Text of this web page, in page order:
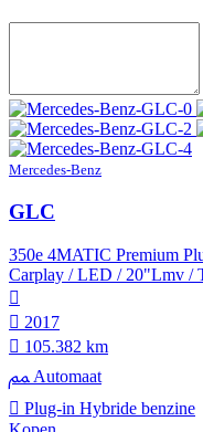
Mercedes-Benz
GLC
350e 4MATIC Premium
Carplay / LED / 20"Lmv /
2017
105.382 km
Automaat
Plug-in Hybride benzine